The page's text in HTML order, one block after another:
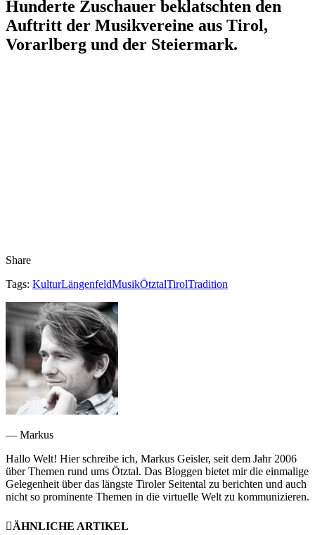
Hunderte Zuschauer beklatschten den
Auftritt der Musikvereine aus Tirol,
Vorarlberg und der Steiermark.
Share
Tags: KulturLängenfeldMusikÖtztalTirolTradition
— Markus
Hallo Welt! Hier schreibe ich, Markus Geisler, seit dem Jahr 2006
über Themen rund ums Ötztal. Das Bloggen bietet mir die einmalige
Gelegenheit über das längste Tiroler Seitental zu berichten und auch
nicht so prominente Themen in die virtuelle Welt zu kommunizieren.
ÄHNLICHE ARTIKEL